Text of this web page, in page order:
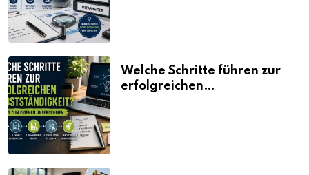
Welche Schritte führen zur
erfolgreichen